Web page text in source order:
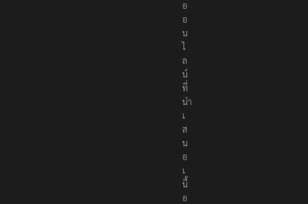
สื่
อ
อ
อ
น
ไ
ล
น์
ที่
นำ
เ
ส
น
อ
เ